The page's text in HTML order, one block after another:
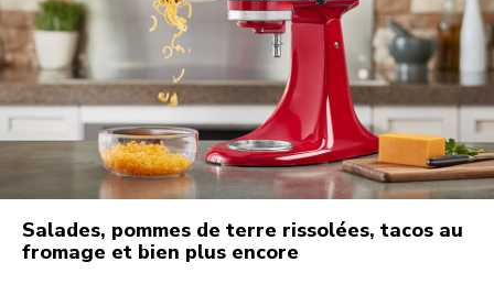
Salades, pommes de terre rissolées, tacos au
fromage et bien plus encore